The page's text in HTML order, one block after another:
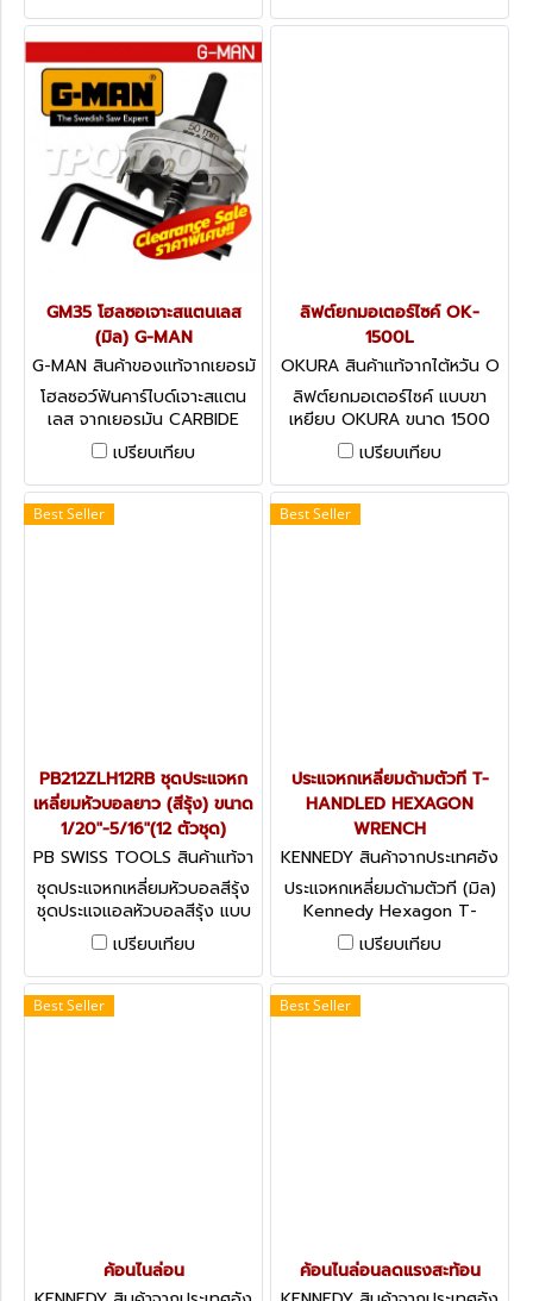
GM35 โฮลซอเจาะสแตนเลส
(มิล) G-MAN
G-MAN สินค้าของแท้จากเยอรมั
น GM35
โฮลซอว์ฟันคาร์ไบด์เจาะสแตน
เลส จากเยอรมัน CARBIDE
HOLESAW FOR STAINLESS
STEEL
เปรียบเทียบ
ลิฟต์ยกมอเตอร์ไซค์ OK-
1500L
OKURA สินค้าแท้จากไต้หวัน O
K-1500L
ลิฟต์ยกมอเตอร์ไซค์ แบบขา
เหยียบ OKURA ขนาด 1500
ปอนด์ / 680 กก.
เปรียบเทียบ
Best Seller
PB212ZLH12RB ชุดประแจหก
เหลี่ยมหัวบอลยาว (สีรุ้ง) ขนาด
1/20"-5/16"(12 ตัวชุด)
PB SWISS TOOLS สินค้าแท้จา
กสวิตเซอร์แลนด์ PB212ZLHR
B
ชุดประแจหกเหลี่ยมหัวบอลสีรุ้ง
ชุดประแจแอลหัวบอลสีรุ้ง แบบ
ยาว (นิ้ว) "PB SWISS TOOLS"
เปรียบเทียบ
Best Seller
ประแจหกเหลี่ยมด้ามตัวที T-
HANDLED HEXAGON
WRENCH
KENNEDY สินค้าจากประเทศอัง
กฤษ KEN-601-6030K
ประแจหกเหลี่ยมด้ามตัวที (มิล)
Kennedy Hexagon T-
Handle Wrenches - Metric
เปรียบเทียบ
Best Seller
ค้อนไนล่อน
Best Seller
ค้อนไนล่อนลดแรงสะท้อน